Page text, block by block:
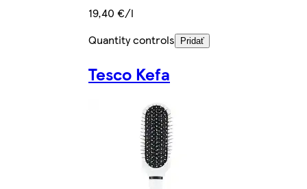
19,40 €/l
Quantity controls
Pridať
Tesco Kefa